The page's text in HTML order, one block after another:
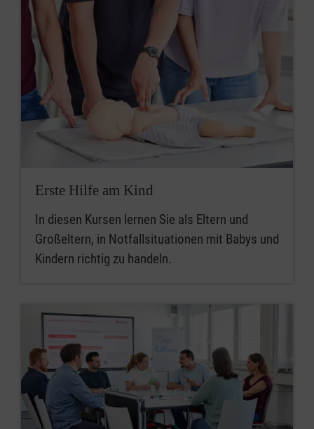
Erste Hilfe am Kind
In diesen Kursen lernen Sie als Eltern und
Großeltern, in Notfallsituationen mit Babys und
Kindern richtig zu handeln.